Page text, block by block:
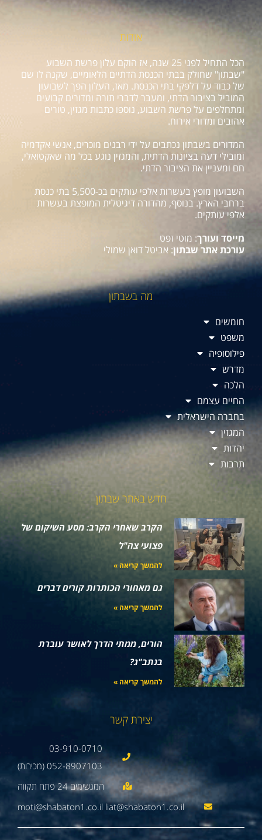
אודות
הכל התחיל לפני 25 שנה, אז הוקם עלון פרשת השבוע
"שבתון" שחולק בבתי הכנסת הדתיים הלאומיים, שקנה לו שם
של כבוד על דלפקי בתי הכנסת. מאז, העלון הפך לשבועון
המוביל בציבור הדתי, ומעבר לדברי תורה ומדורים קבועים
ומתחלפים על פרשת השבוע, נוספו כתבות מגזין, טורים
אהובים ומדורי אירוח.
המדורים בשבתון נכתבים על ידי רבנים מוכרים, אנשי אקדמיה
ומובילי דעה בציונות הדתית, והמגזין נוגע בכל מה שאקטואלי,
חם ומעניין את הציבור הדתי.
השבועון מופץ בעשרות אלפי עותקים בכ-5,500 בתי כנסת
ברחבי הארץ. בנוסף, מהדורה דיגיטלית המופצת בעשרות
אלפי עותקים.
מייסד ועורך: מוטי זפט
עורכת אתר שבתון: אביטל דואן שמולי
מה בשבתון
חומשים
משפט
פילוסופיה
מדרש
הלכה
החיים עצמם
בחברה הישראלית
המגזין
יהדות
תרבות
חדש באתר שבתון
הקרב שאחרי הקרב: מסע השיקום של
פצועי צה"ל
להמשך קריאה »
גם מאחורי הכותרות קורים דברים
להמשך קריאה »
הורים, ממתי הדרך לאושר עוברת
בנתב"ג?
להמשך קריאה »
יצירת קשר
03-910-0710
052-8907103 (מכירות)
moti@shabaton1.co.il liat@shabaton1.co.il